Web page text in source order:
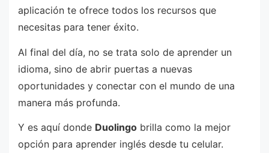
aplicación te ofrece todos los recursos que
necesitas para tener éxito.
Al final del día, no se trata solo de aprender un
idioma, sino de abrir puertas a nuevas
oportunidades y conectar con el mundo de una
manera más profunda.
Y es aquí donde Duolingo brilla como la mejor
opción para aprender inglés desde tu celular.